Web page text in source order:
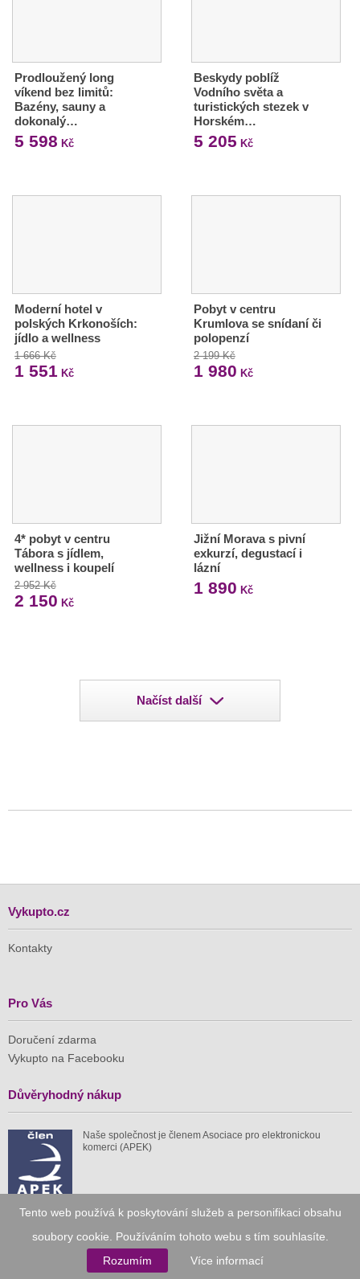
Tento web používá k poskytování služeb a personifikaci obsahu
soubory cookie. Používáním tohoto webu s tím souhlasíte.
Rozumím
Více informací
Prodloužený long
víkend bez limitů:
Bazény, sauny a
dokonalý…
5 598 Kč
Beskydy poblíž
Vodního světa a
turistických stezek v
Horském…
5 205 Kč
Moderní hotel v
polských Krkonoších:
jídlo a wellness
1 666 Kč
1 551 Kč
Pobyt v centru
Krumlova se snídaní či
polopenzí
2 199 Kč
1 980 Kč
4* pobyt v centru
Tábora s jídlem,
wellness i koupelí
2 952 Kč
2 150 Kč
Jižní Morava s pivní
exkurzí, degustací i
lázní
1 890 Kč
Načíst další
Vykupto.cz
Kontakty
Pro Vás
Doručení zdarma
Vykupto na Facebooku
Důvěryhodný nákup
Naše společnost je členem Asociace pro elektronickou
komerci (APEK)
Již od roku 2010